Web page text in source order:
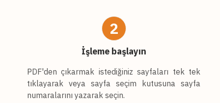
2
İşleme başlayın
PDF'den çıkarmak istediğiniz sayfaları tek tek
tıklayarak veya sayfa seçim kutusuna sayfa
numaralarını yazarak seçin.